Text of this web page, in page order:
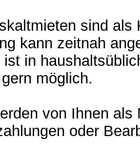
sind als
kann zeitnah
ist in
möglich.
von Ihnen als
oder